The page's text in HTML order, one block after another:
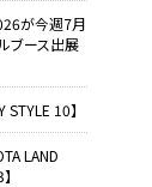
が今週7月
ブース出展
10】
LAND